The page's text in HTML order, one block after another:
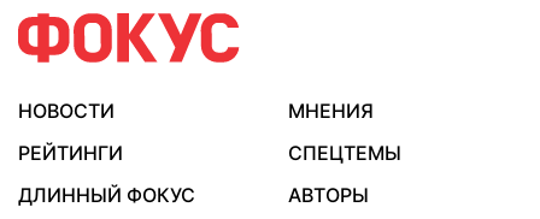
НОВОСТИ
МНЕНИЯ
РЕЙТИНГИ
СПЕЦТЕМЫ
ДЛИННЫЙ ФОКУС
АВТОРЫ